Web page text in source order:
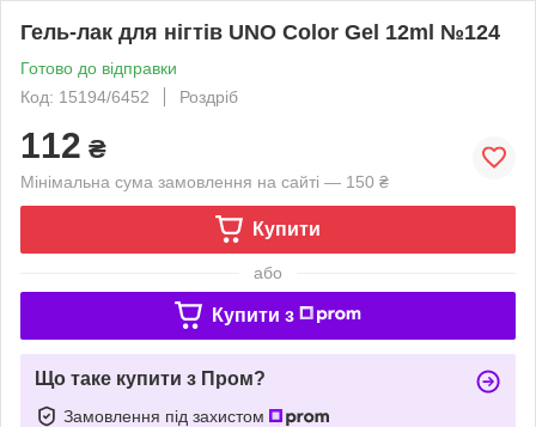
Гель-лак для нігтів UNO Color Gel 12ml №124
Готово до відправки
Код: 15194/6452
Роздріб
112 ₴
Мінімальна сума замовлення на сайті — 150 ₴
Купити
або
Купити з
Що таке купити з Пром?
Замовлення під захистом